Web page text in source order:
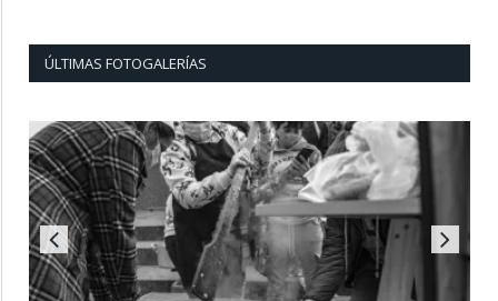
ÚLTIMAS FOTOGALERÍAS